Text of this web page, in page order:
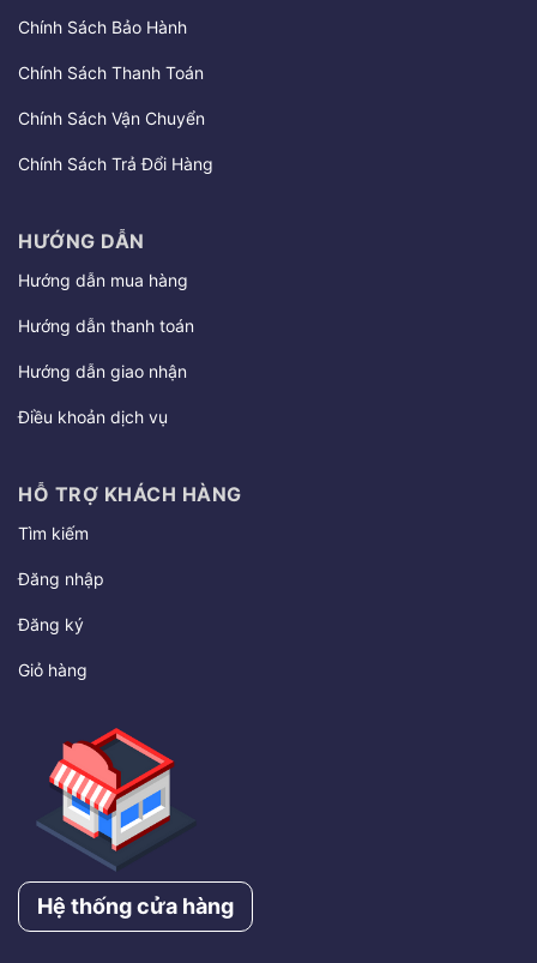
Chính Sách Bảo Hành
Chính Sách Thanh Toán
Chính Sách Vận Chuyển
Chính Sách Trả Đổi Hàng
HƯỚNG DẪN
Hướng dẫn mua hàng
Hướng dẫn thanh toán
Hướng dẫn giao nhận
Điều khoản dịch vụ
HỖ TRỢ KHÁCH HÀNG
Tìm kiếm
Đăng nhập
Đăng ký
Giỏ hàng
Hệ thống cửa hàng